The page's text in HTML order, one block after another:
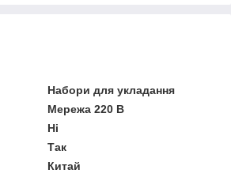
Набори для укладання
Мережа 220 В
Ні
Так
Китай